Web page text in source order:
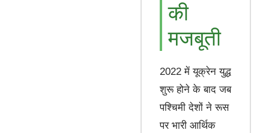
की
मजबूती
2022 में यूक्रेन युद्ध
शुरू होने के बाद जब
पश्चिमी देशों ने रूस
पर भारी आर्थिक